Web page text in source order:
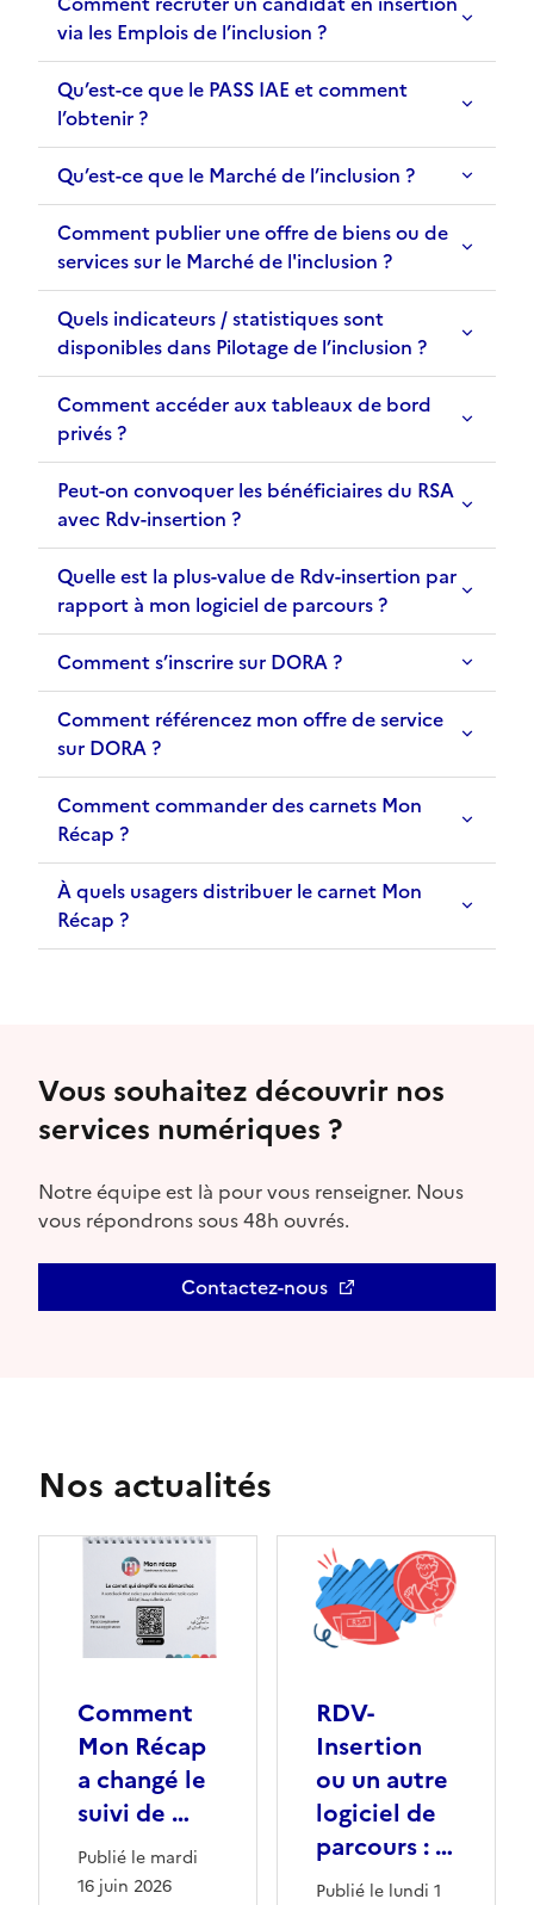
via les Emplois de l’inclusion ?
Qu’est-ce que le PASS IAE et comment
l’obtenir ?
Qu’est-ce que le Marché de l’inclusion ?
Comment publier une offre de biens ou de
services sur le Marché de l'inclusion ?
Quels indicateurs / statistiques sont
disponibles dans Pilotage de l’inclusion ?
Comment accéder aux tableaux de bord
privés ?
Peut-on convoquer les bénéficiaires du RSA
avec Rdv-insertion ?
Quelle est la plus-value de Rdv-insertion par
rapport à mon logiciel de parcours ?
Comment s’inscrire sur DORA ?
Comment référencez mon offre de service
sur DORA ?
Comment commander des carnets Mon
Récap ?
À quels usagers distribuer le carnet Mon
Récap ?
Vous souhaitez découvrir nos
services numériques ?
Notre équipe est là pour vous renseigner. Nous
vous répondrons sous 48h ouvrés.
Contactez-nousOuvre une nouvelle fenêtre
Nos actualités
Comment
Mon Récap
a changé le
suivi de …
Publié le mardi
16 juin 2026
RDV-
Insertion
ou un autre
logiciel de
parcours : …
Publié le lundi 1